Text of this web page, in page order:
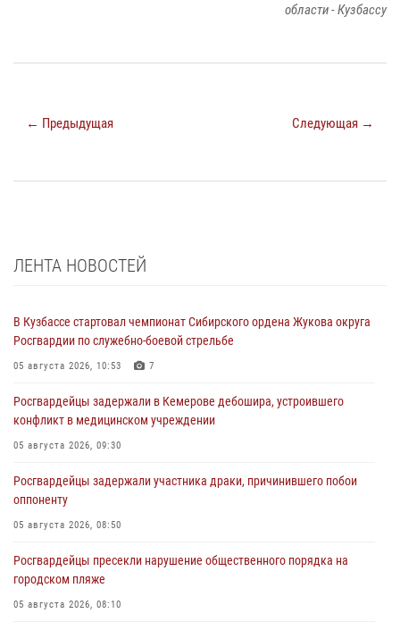
области - Кузбассу
← Предыдущая Следующая →
ЛЕНТА НОВОСТЕЙ
В Кузбассе стартовал чемпионат Сибирского ордена Жукова округа
Росгвардии по служебно-боевой стрельбе
05 августа 2026, 10:53 7
Росгвардейцы задержали в Кемерове дебошира, устроившего
конфликт в медицинском учреждении
05 августа 2026, 09:30
Росгвардейцы задержали участника драки, причинившего побои
оппоненту
05 августа 2026, 08:50
Росгвардейцы пресекли нарушение общественного порядка на
городском пляже
05 августа 2026, 08:10